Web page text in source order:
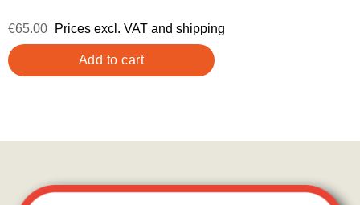
€65.00 Prices excl. VAT and shipping